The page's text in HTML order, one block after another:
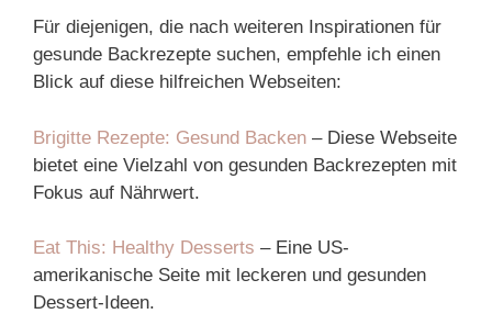
Für diejenigen, die nach weiteren Inspirationen für
gesunde Backrezepte suchen, empfehle ich einen
Blick auf diese hilfreichen Webseiten:
Brigitte Rezepte: Gesund Backen – Diese Webseite
bietet eine Vielzahl von gesunden Backrezepten mit
Fokus auf Nährwert.
Eat This: Healthy Desserts – Eine US-
amerikanische Seite mit leckeren und gesunden
Dessert-Ideen.